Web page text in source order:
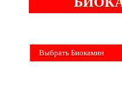
Выбрать Биокамин